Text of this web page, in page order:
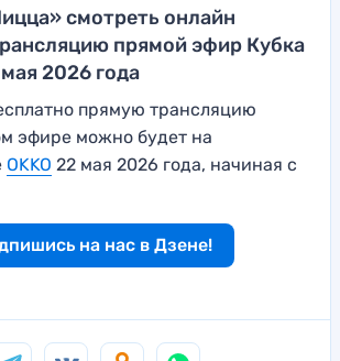
смотреть онлайн
прямой эфир Кубка
2026 года
прямую трансляцию
эфире можно будет на
OKKO 22 мая 2026 года, начиная с
на нас в Дзене!